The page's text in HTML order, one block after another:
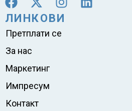
ЛИНКОВИ
Претплати се
За нас
Маркетинг
Импресум
Контакт